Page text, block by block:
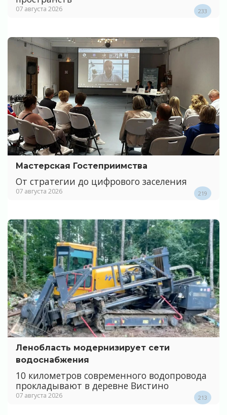
07 августа 2026 233
Мастерская Гостеприимства
От стратегии до цифрового заселения
07 августа 2026 219
Ленобласть модернизирует сети
водоснабжения
10 километров современного водопровода
прокладывают в деревне Вистино
07 августа 2026 213